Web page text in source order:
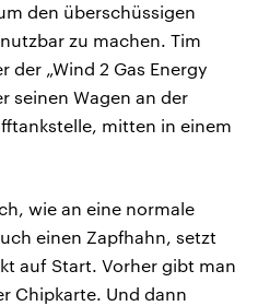
den überschüssigen
zu machen. Tim
„Wind 2 Gas Energy
seinen Wagen an der
mitten in einem
wie an eine normale
einen Zapfhahn, setzt
auf Start. Vorher gibt man
Chipkarte. Und dann